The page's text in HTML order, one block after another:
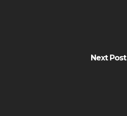
Next Post